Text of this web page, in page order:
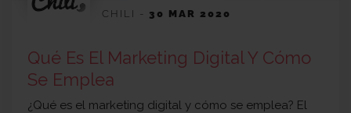
CHILI - 30 MAR 2020
Qué Es El Marketing Digital Y Cómo
Se Emplea
¿Qué es el marketing digital y cómo se emplea? El